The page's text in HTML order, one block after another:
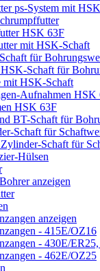
ps-System mit
HSK 63F
mit HSK-Schaft
für
Schaft für
mit HSK-Schaft
Aufnahmen HSK
HSK 63F
BT-Schaft für
Schaft für
Schaft für
Hülsen
anzeigen
anzeigen
- 415E/OZ16
- 430E/
- 462E/OZ25